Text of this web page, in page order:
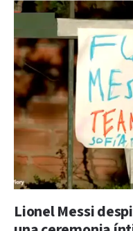
Lionel Messi